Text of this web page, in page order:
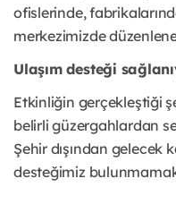
ofislerinde,
merkezimizde
Ulaşım desteği
Etkinliğin gerçekleştiği
belirli güzergahlardan
Şehir dışından gelecek
desteğimiz